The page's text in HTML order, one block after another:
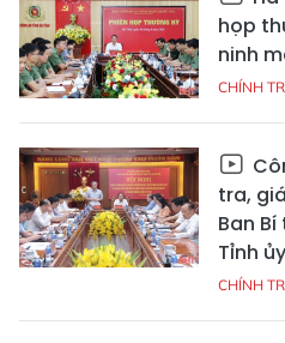
họp
ninh
CHÍNH
tra,
Ban
Tỉnh
CHÍNH